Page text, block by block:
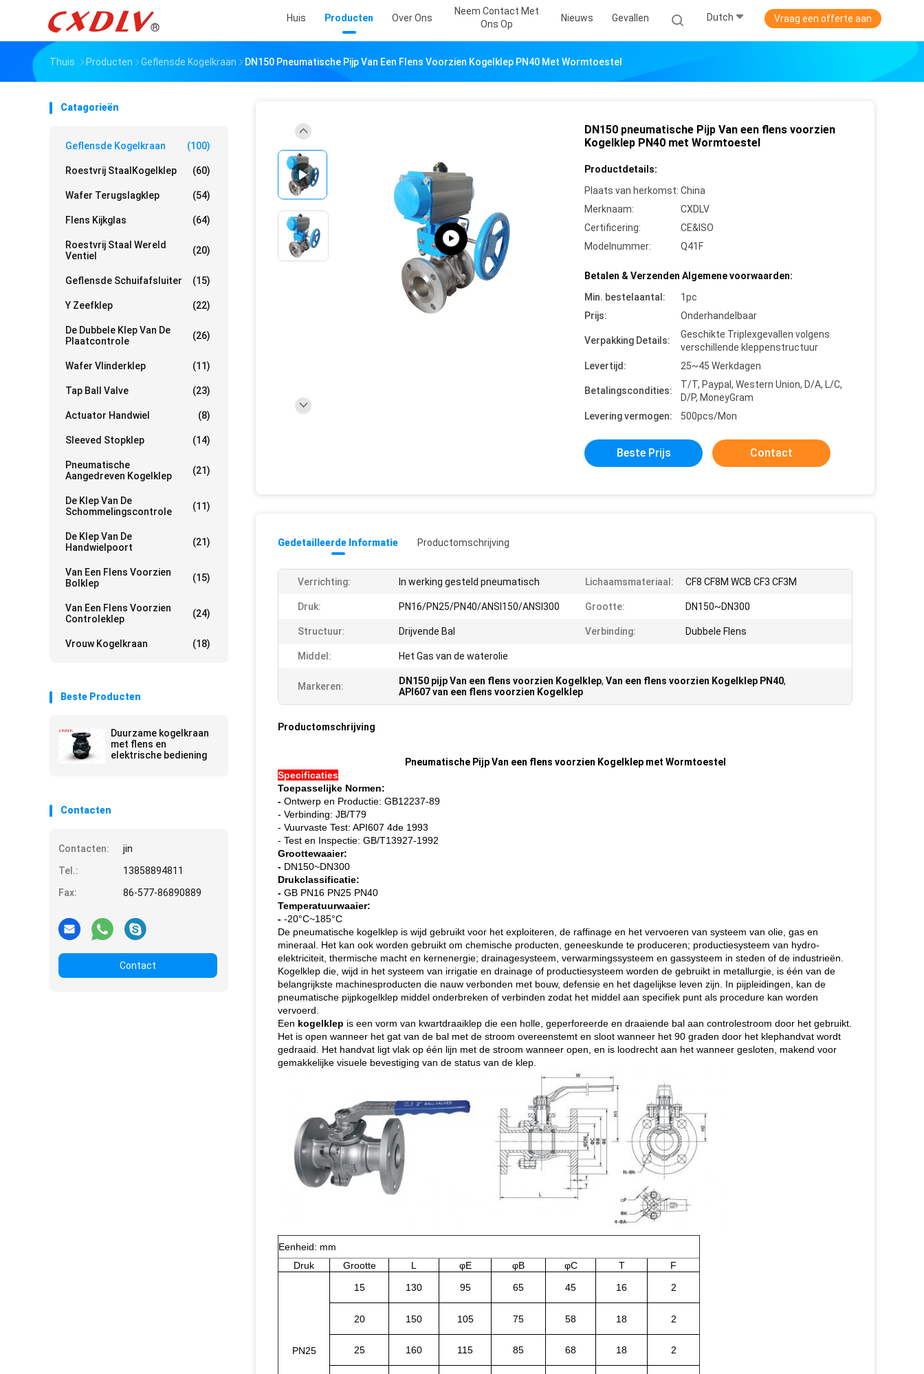
Huis Producten Over Ons
Neem Contact Met
Ons Op
Nieuws Gevallen Dutch Vraag een offerte aan
Thuis Producten Geflensde Kogelkraan DN150 Pneumatische Pijp Van Een Flens Voorzien Kogelklep PN40 Met Wormtoestel
Catagorieën
Geflensde Kogelkraan (100)
Roestvrij StaalKogelklep (60)
Wafer Terugslagklep (54)
Flens Kijkglas (64)
Roestvrij Staal Wereld
Ventiel
(20)
Geflensde Schuifafsluiter (15)
Y Zeefklep (22)
De Dubbele Klep Van De
Plaatcontrole
(26)
Wafer Vlinderklep (11)
Tap Ball Valve (23)
Actuator Handwiel (8)
Sleeved Stopklep (14)
Pneumatische
Aangedreven Kogelklep
(21)
De Klep Van De
Schommelingscontrole
(11)
De Klep Van De
Handwielpoort
(21)
Van Een Flens Voorzien
Bolklep
(15)
Van Een Flens Voorzien
Controleklep
(24)
Vrouw Kogelkraan (18)
Beste Producten
Duurzame kogelkraan
met flens en
elektrische bediening
Contacten
Contacten:
jin
Tel.:
13858894811
Fax:
86-577-86890889
Contact
DN150 pneumatische Pijp Van een flens voorzien
Kogelklep PN40 met Wormtoestel
Productdetails:
Plaats van herkomst: China
Merknaam:
CXDLV
Certificering:
CE&ISO
Modelnummer:
Q41F
Betalen & Verzenden Algemene voorwaarden:
Min. bestelaantal:
1pc
Prijs:
Onderhandelbaar
Verpakking Details:
Geschikte Triplexgevallen volgens
verschillende kleppenstructuur
Levertijd:
25~45 Werkdagen
Betalingscondities:
T/T, Paypal, Western Union, D/A, L/C,
D/P, MoneyGram
Levering vermogen:
500pcs/Mon
Beste Prijs Contact
Gedetailleerde Informatie Productomschrijving
Verrichting: In werking gesteld pneumatisch Lichaamsmateriaal: CF8 CF8M WCB CF3 CF3M
Druk: PN16/PN25/PN40/ANSI150/ANSI300 Grootte: DN150~DN300
Structuur: Drijvende Bal Verbinding: Dubbele Flens
Middel: Het Gas van de waterolie
Markeren: DN150 pijp Van een flens voorzien Kogelklep, Van een flens voorzien Kogelklep PN40,
API607 van een flens voorzien Kogelklep
Productomschrijving
Pneumatische Pijp Van een flens voorzien Kogelklep met Wormtoestel
Specificaties
Toepasselijke Normen:
- Ontwerp en Productie: GB12237-89
- Verbinding: JB/T79
- Vuurvaste Test: API607 4de 1993
- Test en Inspectie: GB/T13927-1992
Groottewaaier:
- DN150~DN300
Drukclassificatie:
- GB PN16 PN25 PN40
Temperatuurwaaier:
- -20°C~185°C
De pneumatische kogelklep is wijd gebruikt voor het exploiteren, de raffinage en het vervoeren van systeem van olie, gas en
mineraal. Het kan ook worden gebruikt om chemische producten, geneeskunde te produceren; productiesysteem van hydro-
elektriciteit, thermische macht en kernenergie; drainagesysteem, verwarmingssysteem en gassysteem in steden of de industrieën.
Kogelklep die, wijd in het systeem van irrigatie en drainage of productiesysteem worden de gebruikt in metallurgie, is één van de
belangrijkste machinesproducten die nauw verbonden met bouw, defensie en het dagelijkse leven zijn. In pijpleidingen, kan de
pneumatische pijpkogelklep middel onderbreken of verbinden zodat het middel aan specifiek punt als procedure kan worden
vervoerd
Een kogelklep is een vorm van kwartdraaiklep die een holle, geperforeerde en draaiende bal aan controlestroom door het gebruikt.
Het is open wanneer het gat van de bal met de stroom overeenstemt en sloot wanneer het 90 graden door het klephandvat wordt
gedraaid. Het handvat ligt vlak op één lijn met de stroom wanneer open, en is loodrecht aan het wanneer gesloten, makend voor
gemakkelijke visuele bevestiging van de status van de klep.
Eenheid: mm
Druk
Grootte L φE φB φC T F
PN25
15 130 95 65 45 16 2
20 150 105 75 58 18 2
25 160 115 85 68 18 2